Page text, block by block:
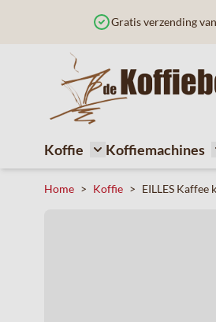
Gratis verzending
Koffie
Toggle submenu
Koffiemachines
Home > Koffie > EILLES Kaffee